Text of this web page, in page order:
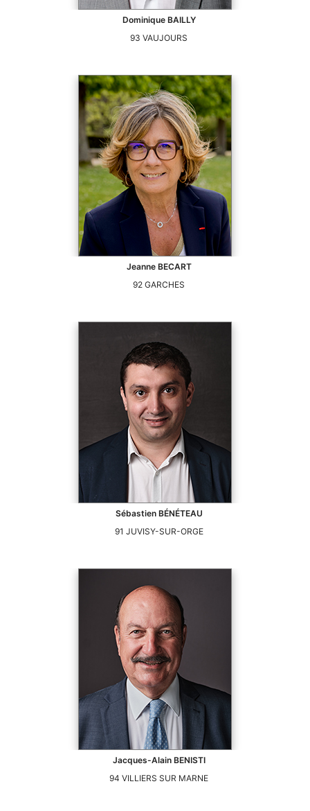
Dominique BAILLY
93 VAUJOURS
Jeanne BECART
92 GARCHES
Sébastien BÉNÉTEAU
91 JUVISY-SUR-ORGE
Jacques-Alain BENISTI
94 VILLIERS SUR MARNE